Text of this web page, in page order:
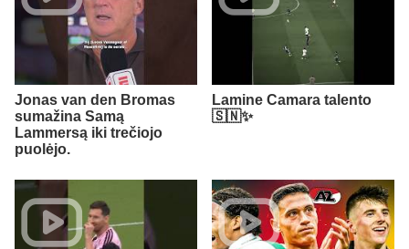
Jonas van den Bromas
sumažina Samą
Lammersą iki trečiojo
puolėjo.
Lamine Camara talento
🇸🇳✨